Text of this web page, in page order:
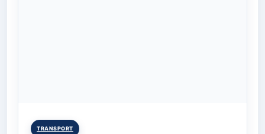
Posted
TRANSPORT